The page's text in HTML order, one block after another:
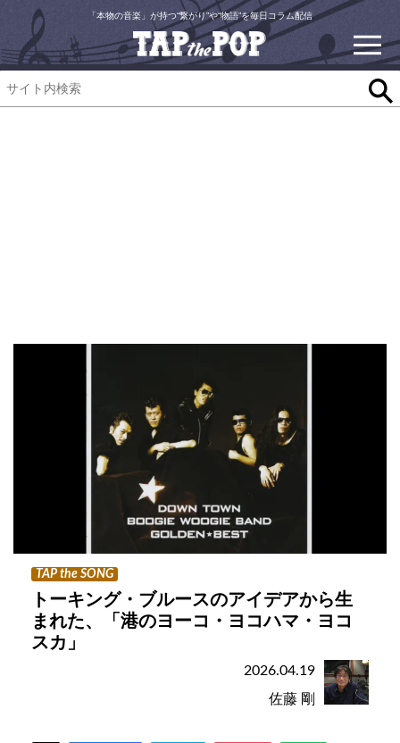
「本物の音楽」が持つ“繋がり”や“物語”を毎日コラム配信
TAP the SONG
トーキング・ブルースのアイデアから生
まれた、「港のヨーコ・ヨコハマ・ヨコ
スカ」
2026.04.19
佐藤 剛